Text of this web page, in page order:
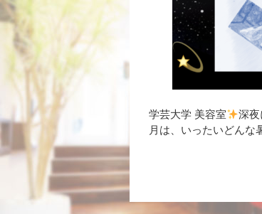
学芸大学 美容室
深
月は、いったいどん